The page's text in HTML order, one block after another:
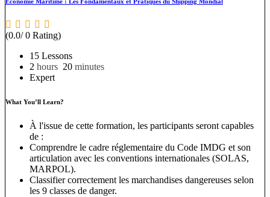
(0.0/ 0 Rating)
15 Lessons
2 hours 20 minutes
Expert
What You’ll Learn?
À l'issue de cette formation, les participants seront capables
de :
Comprendre le cadre réglementaire du Code IMDG et son
articulation avec les conventions internationales (SOLAS,
MARPOL).
Classifier correctement les marchandises dangereuses selon
les 9 classes de danger.